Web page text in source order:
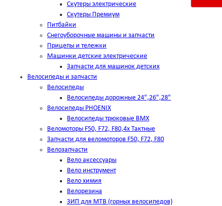
Скутеры электрические
Скутеры Премиум
Питбайки
Снегоуборочные машины и запчасти
Прицепы и тележки
Машинки детские электрические
Запчасти для машинок детских
Велосипеды и запчасти
Велосипеды
Велосипеды дорожные 24",26",28"
Велосипеды PHOENIX
Велосипеды трюковые BMX
Веломоторы F50, F72, F80,4х Тактные
Запчасти для веломоторов F50, F72, F80
Велозапчасти
Вело аксессуары
Вело инструмент
Вело химия
Велорезина
ЗИП для MTB (горных велосипедов)